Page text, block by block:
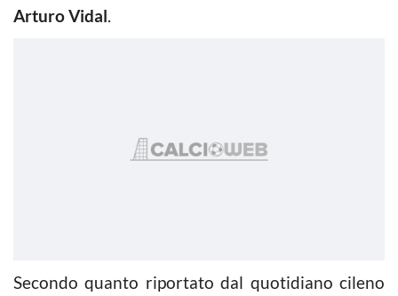
Arturo Vidal.
Secondo quanto riportato dal quotidiano cileno